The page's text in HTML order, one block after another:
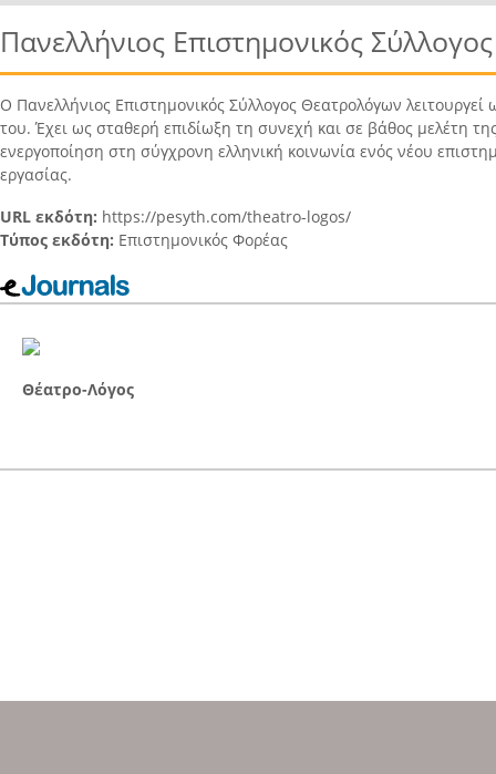
Πανελλήνιος Επιστημονικός
Ο Πανελλήνιος Επιστημονικός Σύλλογος Θεατρολόγων
του. Έχει ως σταθερή επιδίωξη τη συνεχή και σε βάθος μελέτη
ενεργοποίηση στη σύγχρονη ελληνική κοινωνία ενός νέου
εργασίας.
URL εκδότη: https://pesyth.com/theatro-logos/
Τύπος εκδότη: Επιστημονικός Φορέας
Θέατρο-Λόγος